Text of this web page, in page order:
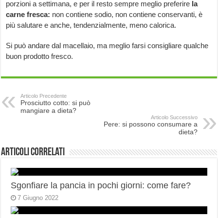
porzioni a settimana, e per il resto sempre meglio preferire la
carne fresca: non contiene sodio, non contiene conservanti, è
più salutare e anche, tendenzialmente, meno calorica.
Si può andare dal macellaio, ma meglio farsi consigliare qualche
buon prodotto fresco.
Articolo Precedente
Prosciutto cotto: si può
mangiare a dieta?
Articolo Successivo
Pere: si possono consumare a
dieta?
Articoli correlati
Sgonfiare la pancia in pochi giorni: come fare?
7 Giugno 2022